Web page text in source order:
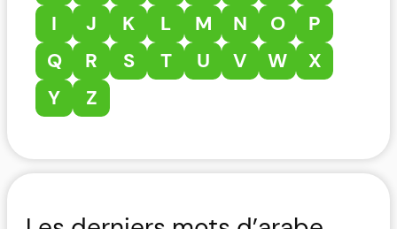
I
J K L M N O
P
Q
R S T U V W
X
Y
Z